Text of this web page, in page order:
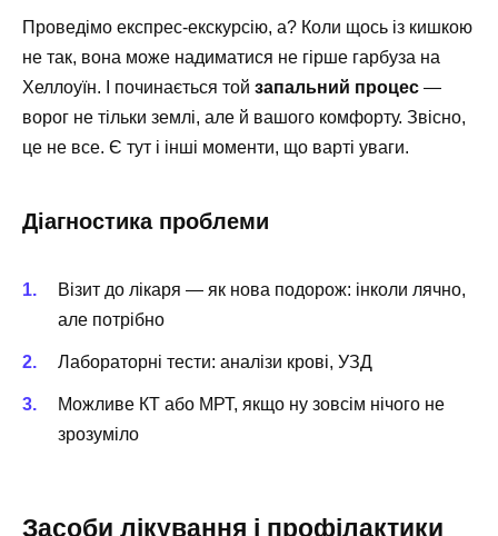
Проведімо експрес-екскурсію, а? Коли щось із кишкою
не так, вона може надиматися не гірше гарбуза на
Хеллоуїн. І починається той запальний процес —
ворог не тільки землі, але й вашого комфорту. Звісно,
це не все. Є тут і інші моменти, що варті уваги.
Діагностика проблеми
Візит до лікаря — як нова подорож: інколи лячно,
але потрібно
Лабораторні тести: аналізи крові, УЗД
Можливе КТ або МРТ, якщо ну зовсім нічого не
зрозуміло
Засоби лікування і профілактики